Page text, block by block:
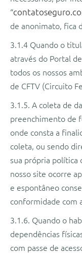
“
de anonimato, fica
3.1.4 Quando o
através do Portal
todos os nossos
de CFTV (Circuito
3.1.5. A coleta de
preenchimento de
onde consta a
coleta, ou sendo
sua própria política
nosso site ocorre
e espontâneo
conformidade com
3.1.6. Quando o
dependências
com passe de